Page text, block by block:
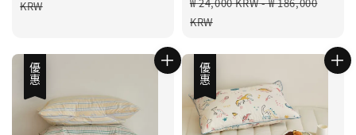
price
KRW
price
KRW
優惠 優惠